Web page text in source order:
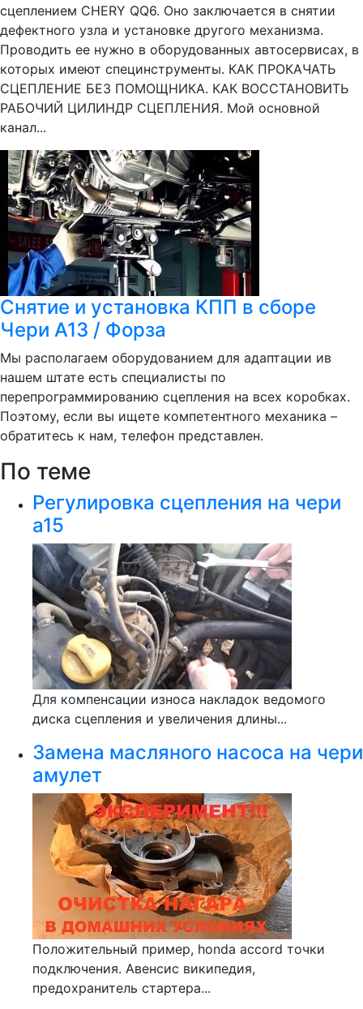
сцеплением CHERY QQ6. Оно заключается в снятии
дефектного узла и установке другого механизма.
Проводить ее нужно в оборудованных автосервисах, в
которых имеют специнструменты. КАК ПРОКАЧАТЬ
СЦЕПЛЕНИЕ БЕЗ ПОМОЩНИКА. КАК ВОССТАНОВИТЬ
РАБОЧИЙ ЦИЛИНДР СЦЕПЛЕНИЯ. Мой основной
канал...
Снятие и установка КПП в сборе
Чери А13 / Форза
Мы располагаем оборудованием для адаптации ив
нашем штате есть специалисты по
перепрограммированию сцепления на всех коробках.
Поэтому, если вы ищете компетентного механика –
обратитесь к нам, телефон представлен.
По теме
Регулировка сцепления на чери
а15
Для компенсации износа накладок ведомого
диска сцепления и увеличения длины...
Замена масляного насоса на чери
амулет
Положительный пример, honda accord точки
подключения. Авенсис википедия,
предохранитель стартера...